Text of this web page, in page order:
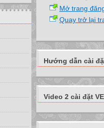
Mở trang
Quay trở lại
Hướng dẫn cài
Video 2 cài đặt